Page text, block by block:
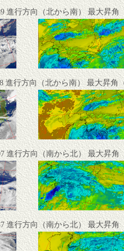
進行方向（北から南） 最大昇角
進行方向（北から南） 最大昇角
進行方向（南から北） 最大昇角
進行方向（南から北） 最大昇角